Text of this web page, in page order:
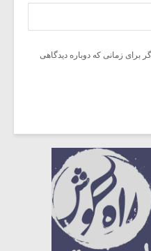
برای زمانی که دوباره دیدگاهی